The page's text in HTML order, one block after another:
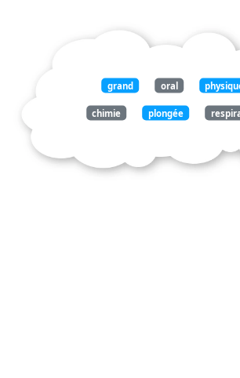
grand oral
chimie plongée